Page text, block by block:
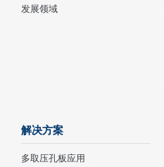
发展领域
解决方案
多取压孔板应用